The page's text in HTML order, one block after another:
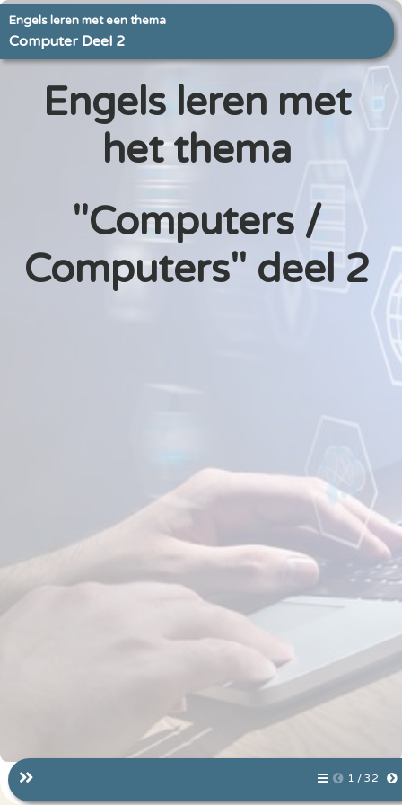
Engels leren met een thema
Computer Deel 2
Engels leren met
het thema
"Computers /
Computers" deel 2
1 / 32